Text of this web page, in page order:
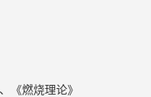
《燃烧理论》